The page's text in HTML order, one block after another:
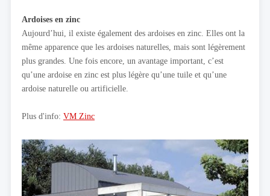
Ardoises en zinc
Aujourd’hui, il existe également des ardoises en zinc. Elles ont la
même apparence que les ardoises naturelles, mais sont légèrement
plus grandes. Une fois encore, un avantage important, c’est
qu’une ardoise en zinc est plus légère qu’une tuile et qu’une
ardoise naturelle ou artificielle.
Plus d'info: VM Zinc